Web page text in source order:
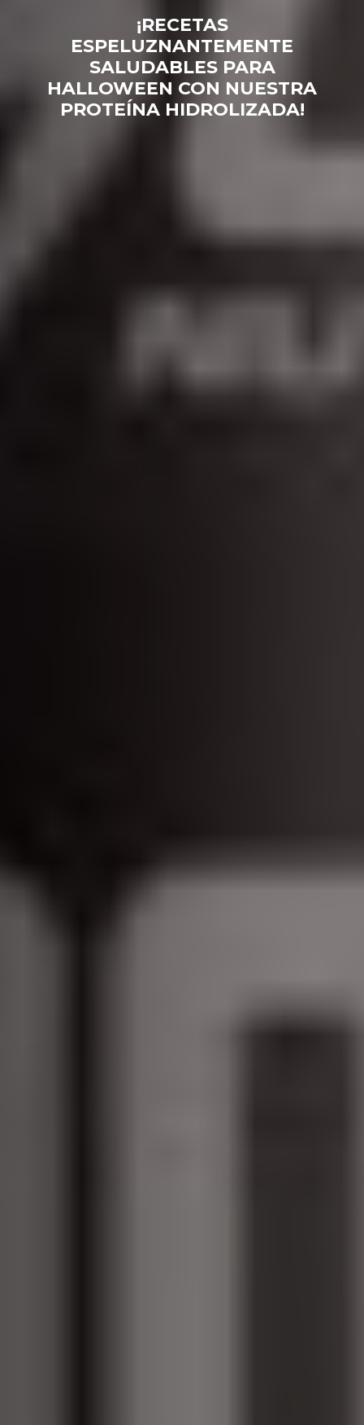
¡RECETAS
ESPELUZNANTEMENTE
SALUDABLES PARA
HALLOWEEN CON NUESTRA
PROTEÍNA HIDROLIZADA!